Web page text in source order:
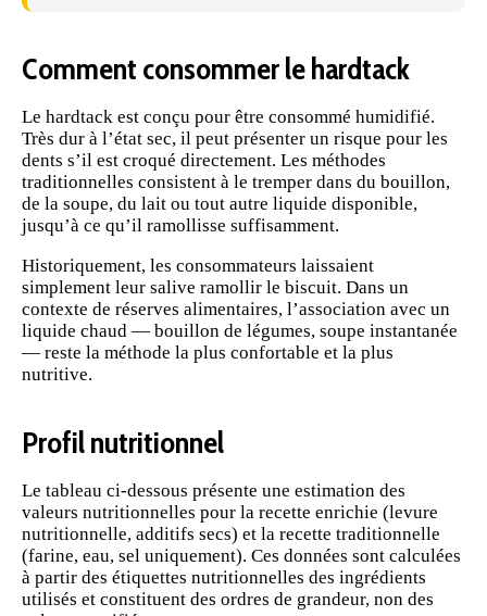
Comment consommer le hardtack
Le hardtack est conçu pour être consommé humidifié.
Très dur à l’état sec, il peut présenter un risque pour les
dents s’il est croqué directement. Les méthodes
traditionnelles consistent à le tremper dans du bouillon,
de la soupe, du lait ou tout autre liquide disponible,
jusqu’à ce qu’il ramollisse suffisamment.
Historiquement, les consommateurs laissaient
simplement leur salive ramollir le biscuit. Dans un
contexte de réserves alimentaires, l’association avec un
liquide chaud — bouillon de légumes, soupe instantanée
— reste la méthode la plus confortable et la plus
nutritive.
Profil nutritionnel
Le tableau ci-dessous présente une estimation des
valeurs nutritionnelles pour la recette enrichie (levure
nutritionnelle, additifs secs) et la recette traditionnelle
(farine, eau, sel uniquement). Ces données sont calculées
à partir des étiquettes nutritionnelles des ingrédients
utilisés et constituent des ordres de grandeur, non des